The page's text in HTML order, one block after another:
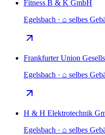
Fitness B & K GmbH
Egelsbach · ⌂ selbes
Frankfurter Union
Egelsbach · ⌂ selbes
H & H Elektrotechnik
Egelsbach · ⌂ selbes